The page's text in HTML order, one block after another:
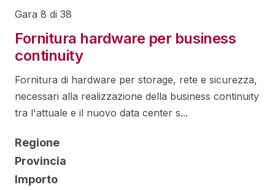
Gara 8 di 38
Fornitura hardware per business
continuity
Fornitura di hardware per storage, rete e sicurezza,
necessari alla realizzazione della business continuity
tra l'attuale e il nuovo data center s...
Regione
Provincia
Importo